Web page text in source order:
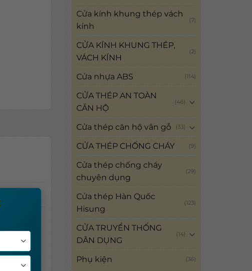
Cửa kính khung thép vách
kính
(7)
CỬA KÍNH KHUNG THÉP,
VÁCH KÍNH
(2)
Cửa nhựa ABS (114)
CỬA THÉP AN TOÀN
CĂN HỘ
(46)
Cửa thép căn hộ vân gỗ (33)
CỬA THÉP CHỐNG CHÁY (9)
Cửa thép chống cháy
chuyên dụng
(29)
Cửa thép Hàn Quốc
Hisung
(123)
CỬA TRUYỀN THỐNG
DÂN DỤNG
(14)
Phụ kiện (36)